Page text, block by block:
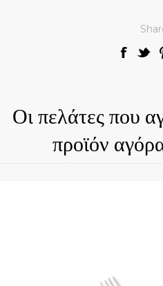
Οι πελάτες που
προϊόν